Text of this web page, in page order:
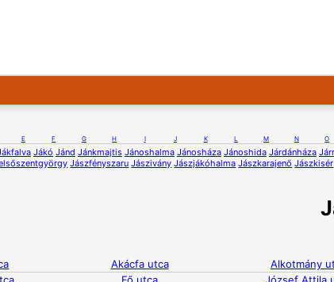
E F G H I J K L M N O
Jákó Jánd Jánkmajtis Jánoshalma Jánosháza Jánoshida Járdánháza
Jászfényszaru Jászivány Jászjákóhalma Jászkarajenő Jászkisér
Akácfa utca Alkotmány